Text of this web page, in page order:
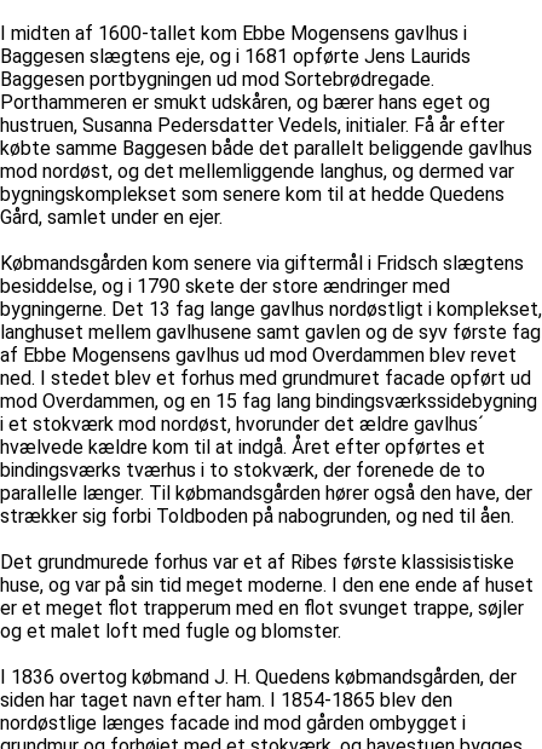
I midten af 1600-tallet kom Ebbe Mogensens gavlhus i
Baggesen slægtens eje, og i 1681 opførte Jens Laurids
Baggesen portbygningen ud mod Sortebrødregade.
Porthammeren er smukt udskåren, og bærer hans eget og
hustruen, Susanna Pedersdatter Vedels, initialer. Få år efter
købte samme Baggesen både det parallelt beliggende gavlhus
mod nordøst, og det mellemliggende langhus, og dermed var
bygningskomplekset som senere kom til at hedde Quedens
Gård, samlet under en ejer.
Købmandsgården kom senere via giftermål i Fridsch slægtens
besiddelse, og i 1790 skete der store ændringer med
bygningerne. Det 13 fag lange gavlhus nordøstligt i komplekset,
langhuset mellem gavlhusene samt gavlen og de syv første fag
af Ebbe Mogensens gavlhus ud mod Overdammen blev revet
ned. I stedet blev et forhus med grundmuret facade opført ud
mod Overdammen, og en 15 fag lang bindingsværkssidebygning
i et stokværk mod nordøst, hvorunder det ældre gavlhus´
hvælvede kældre kom til at indgå. Året efter opførtes et
bindingsværks tværhus i to stokværk, der forenede de to
parallelle længer. Til købmandsgården hører også den have, der
strækker sig forbi Toldboden på nabogrunden, og ned til åen.
Det grundmurede forhus var et af Ribes første klassisistiske
huse, og var på sin tid meget moderne. I den ene ende af huset
er et meget flot trapperum med en flot svunget trappe, søjler
og et malet loft med fugle og blomster.
I 1836 overtog købmand J. H. Quedens købmandsgården, der
siden har taget navn efter ham. I 1854-1865 blev den
nordøstlige længes facade ind mod gården ombygget i